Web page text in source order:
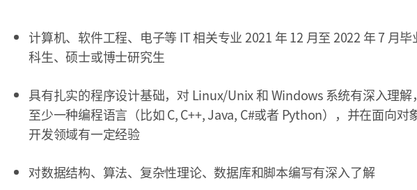
计算机、软件工程、电子等 IT 相关专业 2021 年 12 月至 2022 年 7 月毕
科生、硕士或博士研究生
具有扎实的程序设计基础，对 Linux/Unix 和 Windows 系统有深入理解
至少一种编程语言（比如 C, C++, Java, C#或者 Python），并在面向对
开发领域有一定经验
对数据结构、算法、复杂性理论、数据库和脚本编写有深入了解